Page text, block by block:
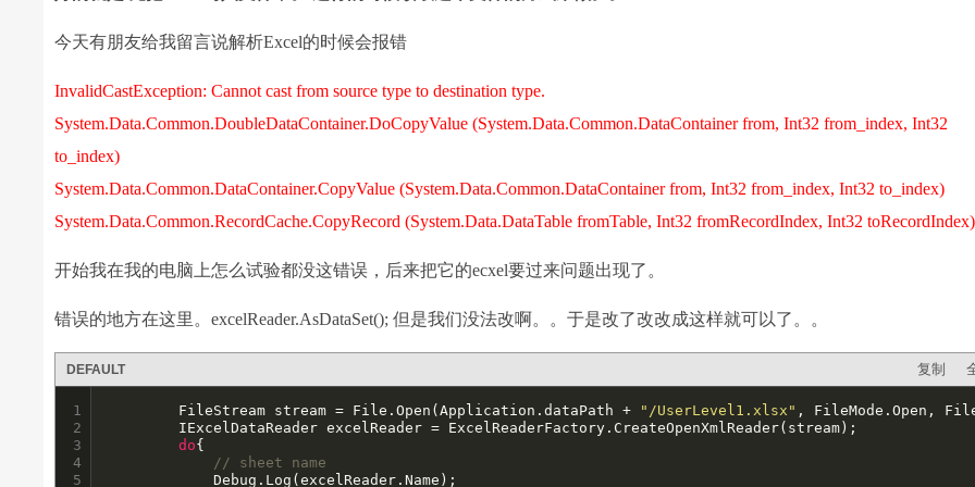
今天有朋友给我留言说解析Excel的时候会报错
InvalidCastException: Cannot cast from source type to destination type.
System.Data.Common.DoubleDataContainer.DoCopyValue (System.Data.Common.DataContainer from, Int32 from_index, Int32
to_index)
System.Data.Common.DataContainer.CopyValue (System.Data.Common.DataContainer from, Int32 from_index, Int32 to_index)
System.Data.Common.RecordCache.CopyRecord (System.Data.DataTable fromTable, Int32 fromRecordIndex, Int32 toRecordIndex)
开始我在我的电脑上怎么试验都没这错误，后来把它的ecxel要过来问题出现了。
错误的地方在这里。excelReader.AsDataSet(); 但是我们没法改啊。。于是改了改改成这样就可以了。。
DEFAULT 复制
1
2
3
4
5
		FileStream stream = File.Open(Application.dataPath +
"/UserLevel1.xlsx" , FileMode.Open,
do{
// sheet name
			Debug.Log(excelReader.Name);